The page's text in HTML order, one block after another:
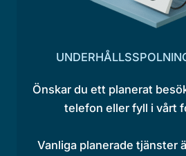
Önskar du ett planerat
telefon eller fyll i vårt
Vanliga planerade tjänster